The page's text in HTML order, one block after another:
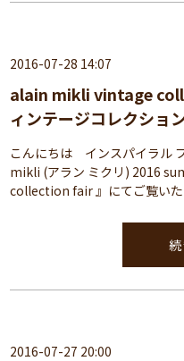
2016-07-28 14:07
alain mikli vintage
ィンテージコレクシ
こんにちは インスパイラル
mikli (アラン ミクリ) 2016
collection fair 』にてご覧い
2016-07-27 20:00